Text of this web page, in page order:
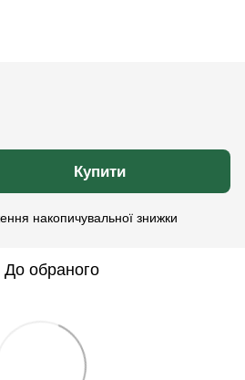
Купити
накопичувальної знижки
До обраного